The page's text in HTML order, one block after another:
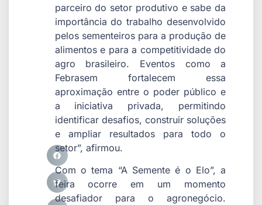
parceiro do setor produtivo e sabe da
importância do trabalho desenvolvido
pelos sementeiros para a produção de
alimentos e para a competitividade do
agro brasileiro. Eventos como a
Febrasem fortalecem essa
aproximação entre o poder público e
a iniciativa privada, permitindo
identificar desafios, construir soluções
e ampliar resultados para todo o
setor”, afirmou.
Com o tema “A Semente é o Elo”, a
feira ocorre em um momento
desafiador para o agronegócio.